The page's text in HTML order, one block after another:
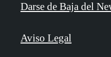
Darse de Baja del
Aviso Legal